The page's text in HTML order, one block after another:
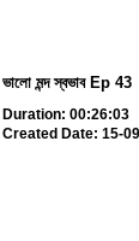
ভালো মন্দ স্বভাব Ep 43
Duration: 00:26:03
Created Date: 15-